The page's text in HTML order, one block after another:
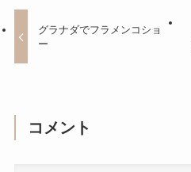
グラナダでフラメンコショ
ー
コメント